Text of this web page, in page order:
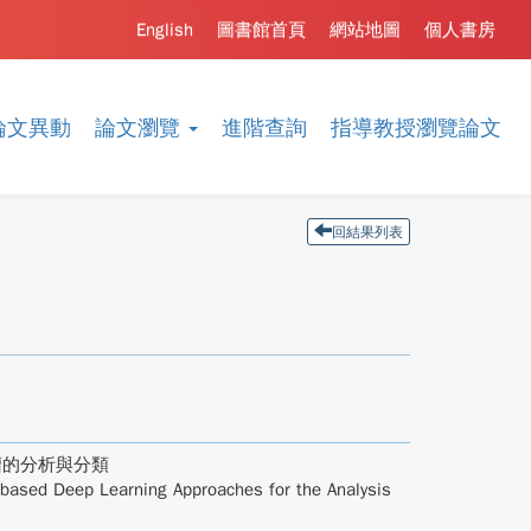
文異動 論文瀏覽 進階查詢 指導教授瀏覽論文
個人書房
網站地圖
圖書館首頁
English
回結果列表
分析與分類
Deep Learning Approaches for the Analysis